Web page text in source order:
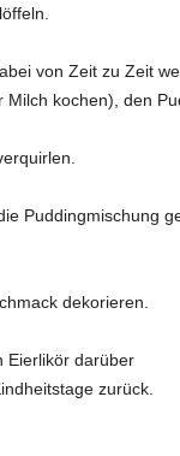
von Zeit zu Zeit
kochen), den
Puddingmischung
dekorieren.
Eierlikör darüber
zurück.